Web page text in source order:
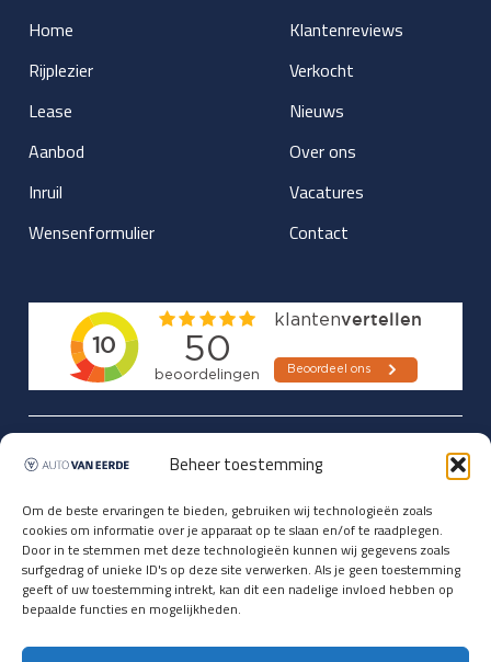
Beheer toestemming
Om de beste ervaringen te bieden, gebruiken wij technologieën zoals
cookies om informatie over je apparaat op te slaan en/of te raadplegen.
Door in te stemmen met deze technologieën kunnen wij gegevens zoals
surfgedrag of unieke ID's op deze site verwerken. Als je geen toestemming
geeft of uw toestemming intrekt, kan dit een nadelige invloed hebben op
bepaalde functies en mogelijkheden.
Home
Rijplezier
Lease
Aanbod
Inruil
Wensenformulier
Klantenreviews
Verkocht
Nieuws
Over ons
Vacatures
Contact
Updates over nieuwbinnen-komers
vóórdat ze op de portals staan?
Registreer je hier.
E-mailadres *